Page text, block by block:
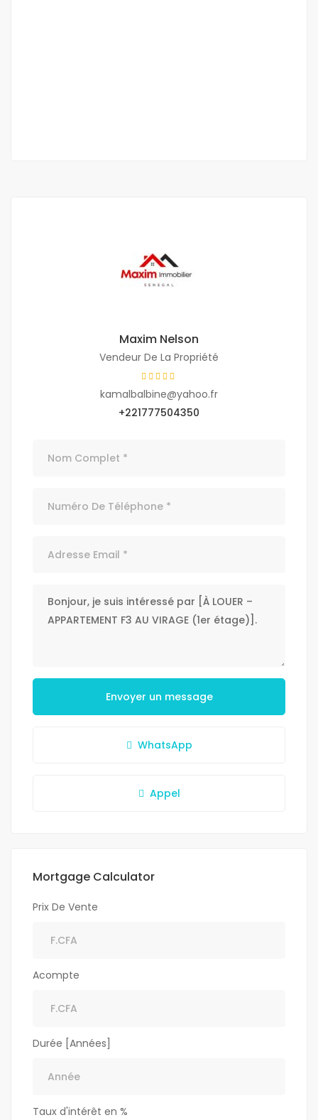
Maxim Nelson
Vendeur De La Propriété
kamalbalbine@yahoo.fr
+221777504350
Envoyer un message
WhatsApp
Appel
Mortgage Calculator
Prix De Vente
Acompte
Durée [Années]
Taux d'intérêt en %